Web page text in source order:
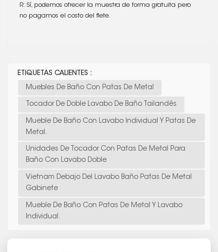
R: Sí, podemos ofrecer la muestra de forma gratuita pero
no pagamos el costo del flete.
ETIQUETAS CALIENTES :
Muebles De Baño Con Patas De Metal
Tocador De Doble Lavabo De Baño Tailandés
Mueble De Baño Con Lavabo Individual Y Patas De
Metal.
Unidades De Tocador Con Patas De Metal Para
Baño Con Lavabo Doble
Vietnam Debajo Del Lavabo Baño Patas De Metal
Gabinete
Mueble De Baño Con Patas De Metal Y Lavabo
Individual.